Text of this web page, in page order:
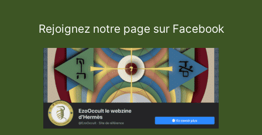
Rejoignez notre page sur Facebook